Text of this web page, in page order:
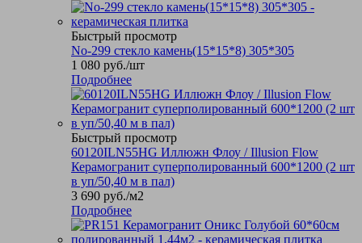
Быстрый просмотр
No-299 стекло камень(15*15*8) 305*305
1 080 руб./шт
Подробнее
Быстрый просмотр
60120ILN55HG Иллюжн Флоу / Illusion Flow
Керамогранит суперполированный 600*1200 (2 шт
в уп/50,40 м в пал)
3 690 руб./м2
Подробнее